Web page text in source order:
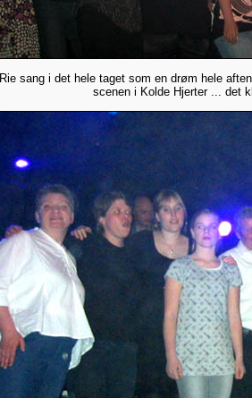
Rie sang i det hele taget som en drøm hele
scenen i Kolde Hjerter ... det